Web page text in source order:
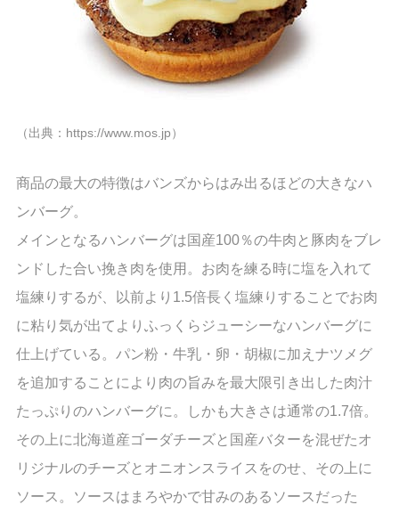
（出典：https://www.mos.jp）
商品の最大の特徴はバンズからはみ出るほどの大きなハ
ンバーグ。
メインとなるハンバーグは国産100％の牛肉と豚肉をブレ
ンドした合い挽き肉を使用。お肉を練る時に塩を入れて
塩練りするが、以前より1.5倍長く塩練りすることでお肉
に粘り気が出てよりふっくらジューシーなハンバーグに
仕上げている。パン粉・牛乳・卵・胡椒に加えナツメグ
を追加することにより肉の旨みを最大限引き出した肉汁
たっぷりのハンバーグに。しかも大きさは通常の1.7倍。
その上に北海道産ゴーダチーズと国産バターを混ぜたオ
リジナルのチーズとオニオンスライスをのせ、その上に
ソース。ソースはまろやかで甘みのあるソースだった